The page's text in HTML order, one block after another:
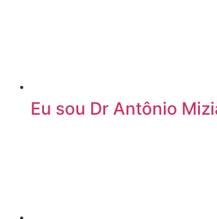
Eu sou Dr Antônio